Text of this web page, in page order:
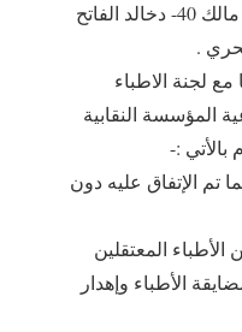
مالك 39- د محمد الهلالي إبراهيم مالك 40- دخالد الفاتح
لجنة الاطباء
المؤسسة النقابية
بالأتي :-
تم الإتفاق عليه دون
المعتقلين
الأطباء وإهدار